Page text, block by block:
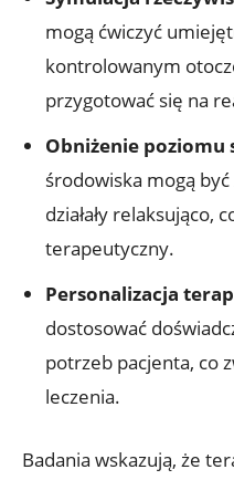
mogą ćwiczyć
kontrolowanym
przygotować się na
Obniżenie poziomu
środowiska⁢ mogą
‍działały ⁢relaksująco,
terapeutyczny.
Personalizacja
dostosować
potrzeb pacjenta, co
leczenia.
Badania wskazują, że